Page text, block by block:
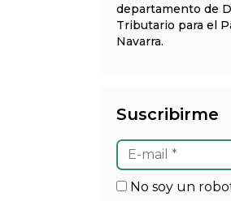
departamento de
Tributario para el
Navarra.
Suscribirme
No soy un